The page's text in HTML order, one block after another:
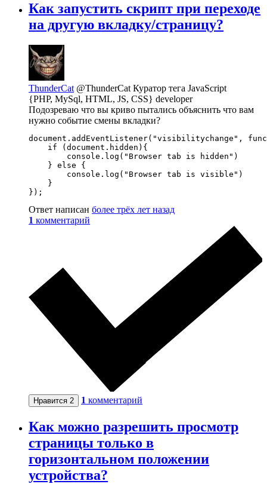
Как запустить скрипт при переходе
на другую вкладку/страницу?
ThunderCat @ThunderCat Куратор тега JavaScript
{PHP, MySql, HTML, JS, CSS} developer
Подозреваю что вы криво пытались объяснить что вам
нужно событие смены вкладки?
document.addEventListener("visibilitychange",
    if (document.hidden){
        console.log("Browser tab is hidden")
    } else {
        console.log("Browser tab is visible")
    }
});
Ответ написан более трёх лет назад
1 комментарий
Нравится 2 1 комментарий
Как можно разрешить просмотр
страницы только в
горизонтальном положении
устройства?